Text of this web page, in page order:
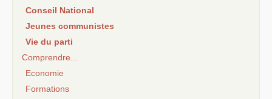
Conseil National
Jeunes communistes
Vie du parti
Comprendre...
Economie
Formations